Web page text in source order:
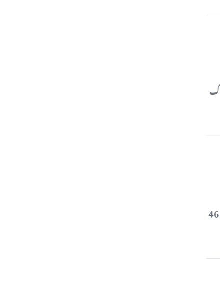
اسلام آباد (اصل میڈیا ڈیسک) ملک بھر میں کورونا وائرس کے فعال کیسز کی تعداد بڑھ کر 46